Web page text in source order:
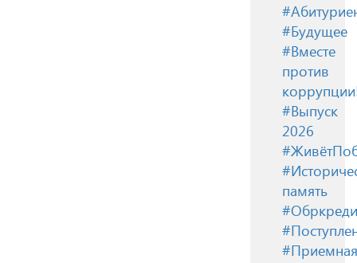
#Будущее
#Вместе
против
#Выпуск
2026
память